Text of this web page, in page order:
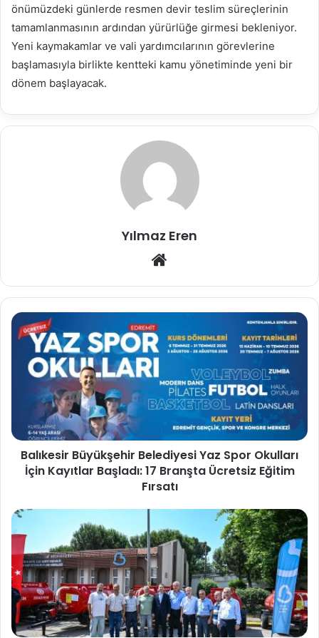
önümüzdeki günlerde resmen devir teslim süreçlerinin
tamamlanmasının ardından yürürlüğe girmesi bekleniyor.
Yeni kaymakamlar ve vali yardımcılarının görevlerine
başlamasıyla birlikte kentteki kamu yönetiminde yeni bir
dönem başlayacak.
Yılmaz Eren
Balıkesir Büyükşehir Belediyesi Yaz Spor Okulları
İçin Kayıtlar Başladı: 17 Branşta Ücretsiz Eğitim
Fırsatı